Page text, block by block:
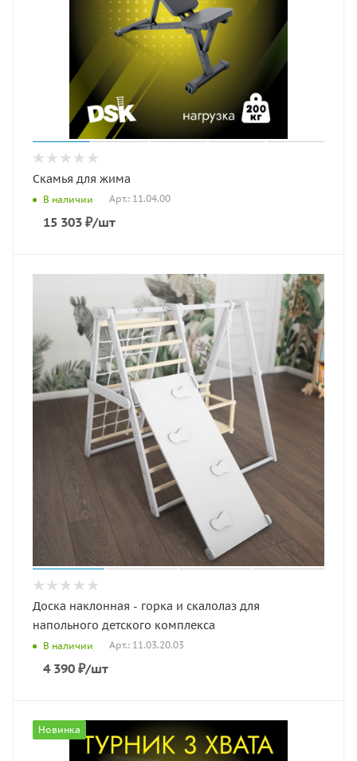
Скамья для жима
В наличии Арт.: 11.04.00
15 303 ₽/шт
Доска наклонная - горка и скалолаз для
напольного детского комплекса
В наличии Арт.: 11.03.20.03
4 390 ₽/шт
Новинка